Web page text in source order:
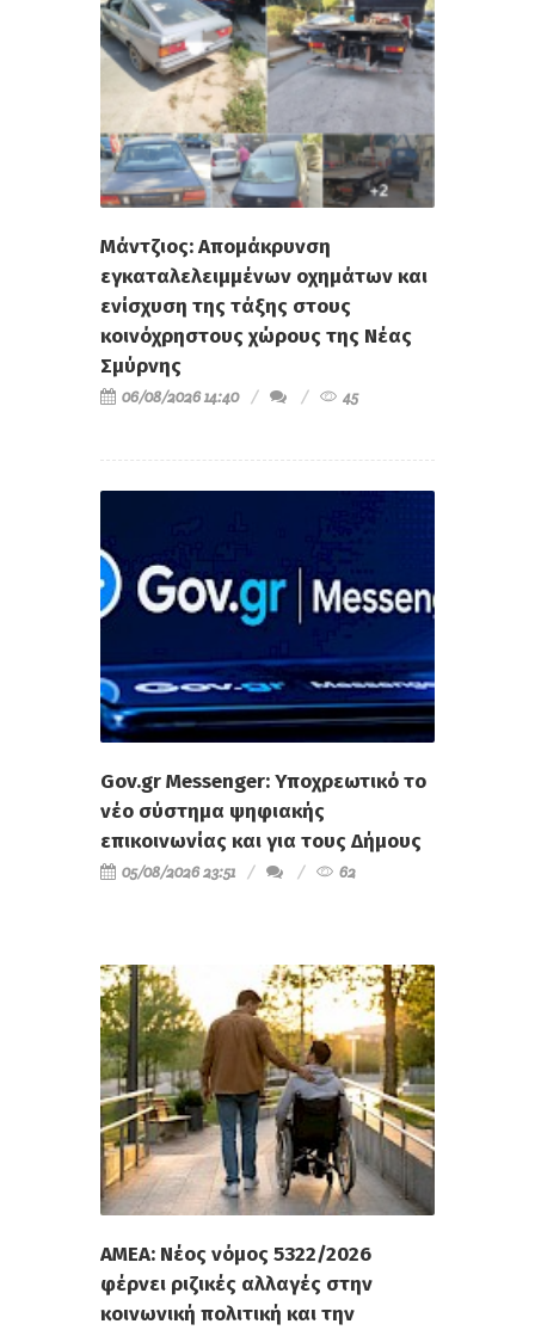
Μάντζιος: Απομάκρυνση
εγκαταλελειμμένων οχημάτων και
ενίσχυση της τάξης στους
κοινόχρηστους χώρους της Νέας
Σμύρνης
06/08/2026 14:40 45
Gov.gr Messenger: Υποχρεωτικό το
νέο σύστημα ψηφιακής
επικοινωνίας και για τους Δήμους
05/08/2026 23:51 62
ΑΜΕΑ: Νέος νόμος 5322/2026
φέρνει ριζικές αλλαγές στην
κοινωνική πολιτική και την